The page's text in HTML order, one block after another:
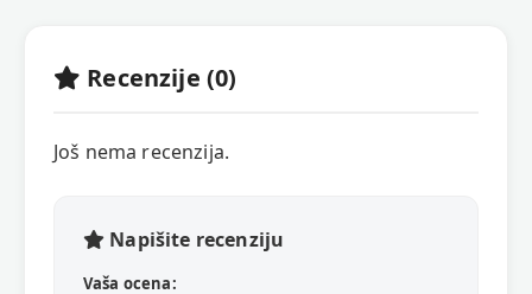
Recenzije (0)
Još nema recenzija.
Napišite recenziju
Vaša ocena: